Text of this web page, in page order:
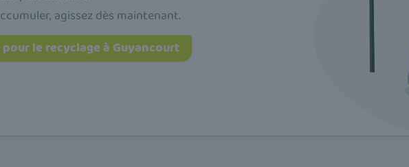
agissez dès maintenant.
le recyclage à Guyancourt